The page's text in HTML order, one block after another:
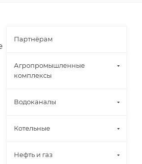
Партнёрам
Агропромышленные
комплексы
Водоканалы
Котельные
Нефть и газ